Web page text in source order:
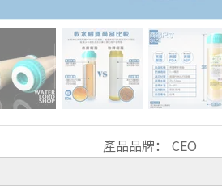
產品品牌：
CEO